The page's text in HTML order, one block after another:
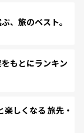
、旅のベスト。
もとにランキン
しくなる 旅先・